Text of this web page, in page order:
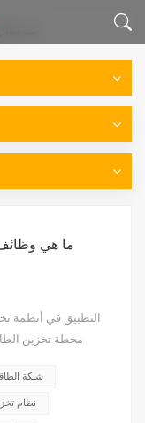
بنك
ما هي وظائف
محطة تخزين
توصيلهاشبكة
نظام